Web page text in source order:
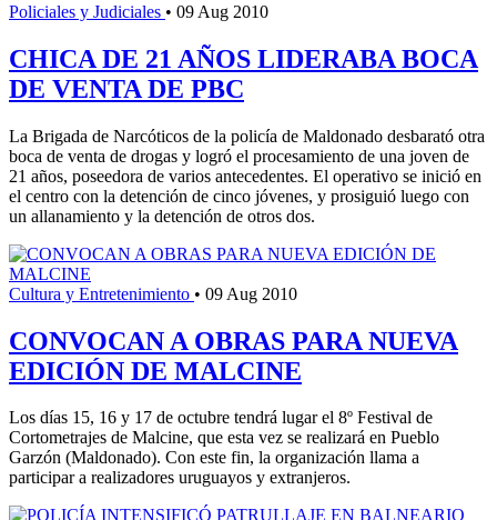
Policiales y Judiciales • 09 Aug 2010
CHICA DE 21 AÑOS LIDERABA BOCA
DE VENTA DE PBC
La Brigada de Narcóticos de la policía de Maldonado desbarató otra
boca de venta de drogas y logró el procesamiento de una joven de
21 años, poseedora de varios antecedentes. El operativo se inició en
el centro con la detención de cinco jóvenes, y prosiguió luego con
un allanamiento y la detención de otros dos.
Cultura y Entretenimiento • 09 Aug 2010
CONVOCAN A OBRAS PARA NUEVA
EDICIÓN DE MALCINE
Los días 15, 16 y 17 de octubre tendrá lugar el 8º Festival de
Cortometrajes de Malcine, que esta vez se realizará en Pueblo
Garzón (Maldonado). Con este fin, la organización llama a
participar a realizadores uruguayos y extranjeros.